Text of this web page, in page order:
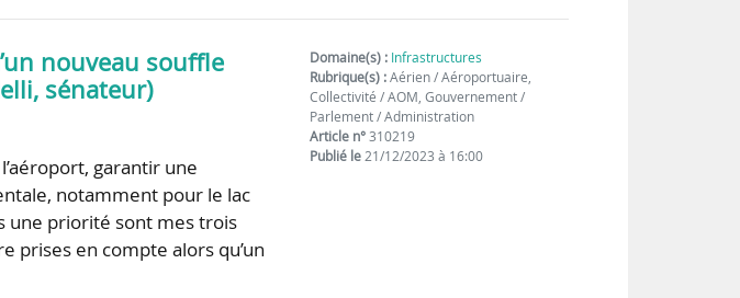
nouveau souffle
sénateur)
garantir une
notamment pour le lac
une priorité sont mes trois
prises en compte alors qu’un
Domaine(s) : Infrastructures
Rubrique(s) :Aérien / Aéroportuaire,
Collectivité / AOM, Gouvernement /
Parlement / Administration
Article n°310219
Publié le21/12/2023 à 16:00